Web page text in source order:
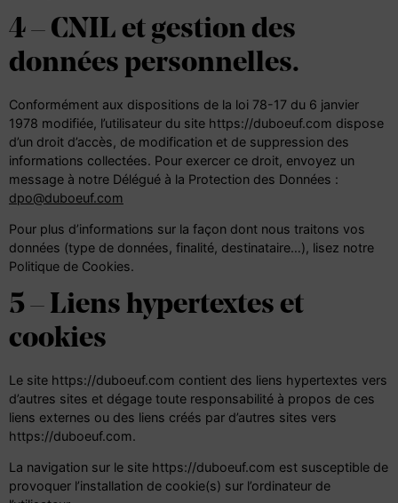
4 – CNIL et gestion des
données personnelles.
Conformément aux dispositions de la loi 78-17 du 6 janvier
1978 modifiée, l’utilisateur du site https://duboeuf.com dispose
d’un droit d’accès, de modification et de suppression des
informations collectées. Pour exercer ce droit, envoyez un
message à notre Délégué à la Protection des Données :
dpo@duboeuf.com
Pour plus d’informations sur la façon dont nous traitons vos
données (type de données, finalité, destinataire…), lisez notre
Politique de Cookies.
5 – Liens hypertextes et
cookies
Le site https://duboeuf.com contient des liens hypertextes vers
d’autres sites et dégage toute responsabilité à propos de ces
liens externes ou des liens créés par d’autres sites vers
https://duboeuf.com.
La navigation sur le site https://duboeuf.com est susceptible de
provoquer l’installation de cookie(s) sur l’ordinateur de